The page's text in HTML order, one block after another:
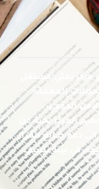
مركز بحثي مستقل
المعمقة
القومي،
المركز نخبة من
دعم صانع القرار
في بيئة تتسم